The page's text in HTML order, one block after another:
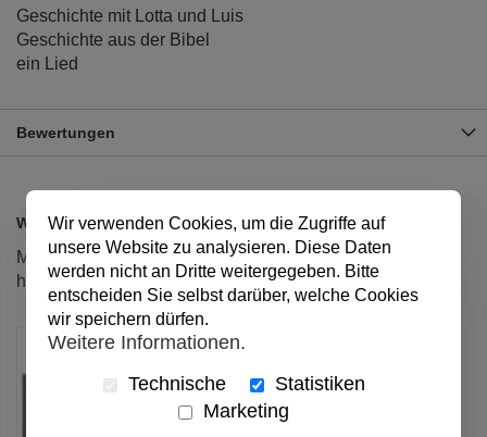
Geschichte mit Lotta und Luis
Geschichte aus der Bibel
ein Lied
Bewertungen
Weitere Produkte aus dieser Reihe
Markieren Sie die Artikel, um Sie dem Warenkorb
hinzuzufügen oderAlle auswählen
Wir verwenden Cookies, um die Zugriffe auf
unsere Website zu analysieren. Diese Daten
werden nicht an Dritte weitergegeben. Bitte
entscheiden Sie selbst darüber, welche Cookies
wir speichern dürfen.
Weitere Informationen.
Technische
Statistiken
Marketing